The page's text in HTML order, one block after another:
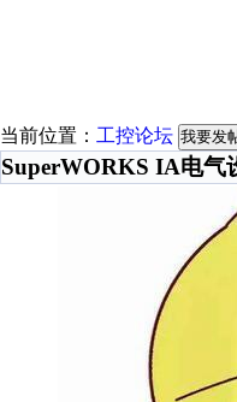
当前位置： 工控论坛 我要发
SuperWORKS IA电气